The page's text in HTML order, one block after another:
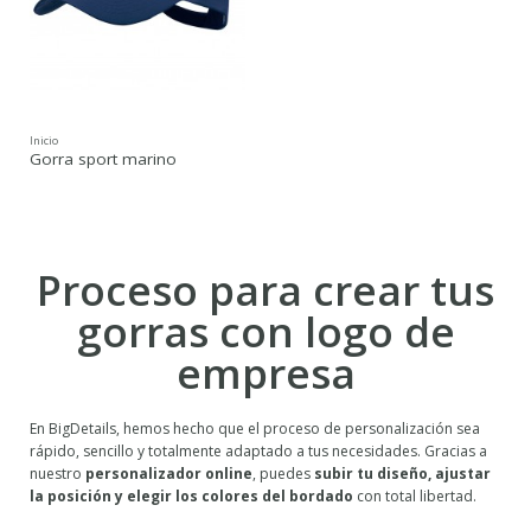
Inicio
Gorra sport marino
Proceso para crear tus
gorras con logo de
empresa
En BigDetails, hemos hecho que el proceso de personalización sea
rápido, sencillo y totalmente adaptado a tus necesidades. Gracias a
nuestro personalizador online, puedes subir tu diseño, ajustar
la posición y elegir los colores del bordado con total libertad.